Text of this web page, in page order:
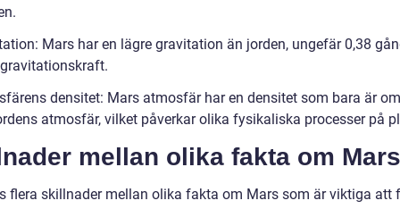
Mars har en lägre gravitation än jorden, ungefär 0,38
densitet: Mars atmosfär har en densitet som bara är
atmosfär, vilket påverkar olika fysikaliska processer på
mellan olika fakta om Mars
flera skillnader mellan olika fakta om Mars som är viktiga att